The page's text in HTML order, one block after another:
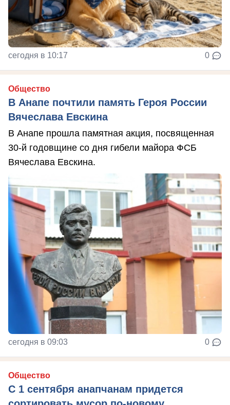
сегодня в 10:17 0
Общество
В Анапе почтили память Героя России
Вячеслава Евскина
В Анапе прошла памятная акция, посвященная
30-й годовщине со дня гибели майора ФСБ
Вячеслава Евскина.
сегодня в 09:03 0
Общество
С 1 сентября анапчанам придется